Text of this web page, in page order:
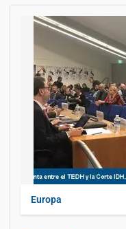
Europa